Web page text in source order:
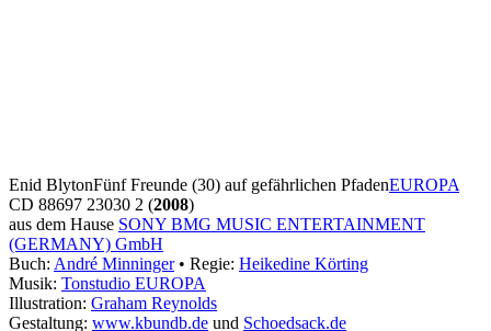
Enid BlytonFünf Freunde (30) auf gefährlichen PfadenEUROPA
CD 88697 23030 2 (2008)
aus dem Hause SONY BMG MUSIC ENTERTAINMENT
(GERMANY) GmbH
Buch: André Minninger• Regie: Heikedine Körting
Musik: Tonstudio EUROPA
Illustration: Graham Reynolds
Gestaltung: www.kbundb.de und Schoedsack.de